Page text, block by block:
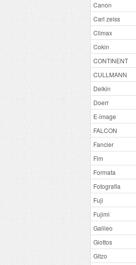
Canon
Carl zeiss
Climax
Cokin
CONTINENT
CULLMANN
Delkin
Doerr
E-image
FALCON
Fancier
Flm
Formata
Fotografia
Fuji
Fujimi
Galileo
Giottos
Gitzo